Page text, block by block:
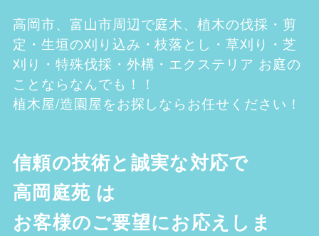
高岡市、富山市周辺で庭木、植木の伐採・剪
定・生垣の刈り込み・枝落とし・草刈り・芝
刈り・特殊伐採・外構・エクステリア お庭の
ことならなんでも！！
植木屋/造園屋をお探しならお任せください！
信頼の技術と誠実な対応で
高岡庭苑 は
お客様のご要望にお応えしま